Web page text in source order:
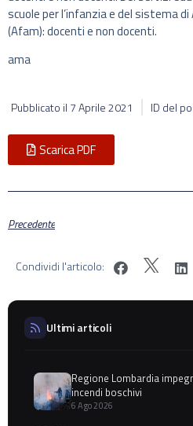
scuole per l’infanzia e del sistema
(Afam): docenti e non docenti.
ama
Pubblicato il 7 Aprile 2021 ID del
Scarica PDF
Precedente
Condividi l'articolo:
Ultimi articoli
Regione Lombardia
incendi boschivi
6 Ago 2026